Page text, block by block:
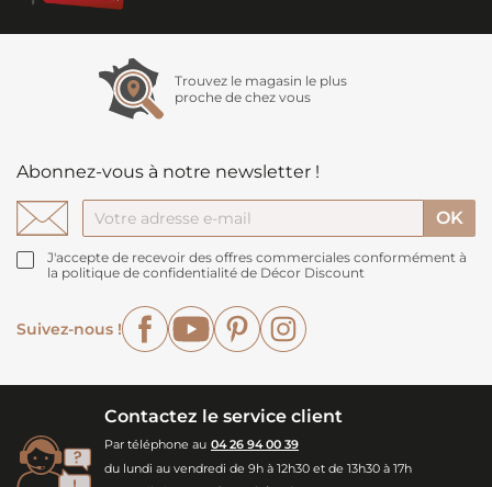
Trouvez le magasin le plus
proche de chez vous
Abonnez-vous à notre newsletter !
J'accepte de recevoir des offres commerciales conformément à
la politique de confidentialité de Décor Discount
Suivez-nous !
FacebookYouTubePinterest
Contactez le service client
Par téléphone au 04 26 94 00 39
du lundi au vendredi de 9h à 12h30 et de 13h30 à 17h